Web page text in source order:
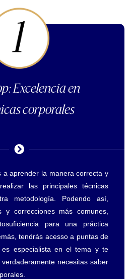
Excelencia en
corporales
a aprender la manera correcta y
las principales técnicas
metodología. Podendo así,
y correcciones más comunes,
para una práctica
tendrás acesso a puntas de
especialista en el tema y te
necesitas saber